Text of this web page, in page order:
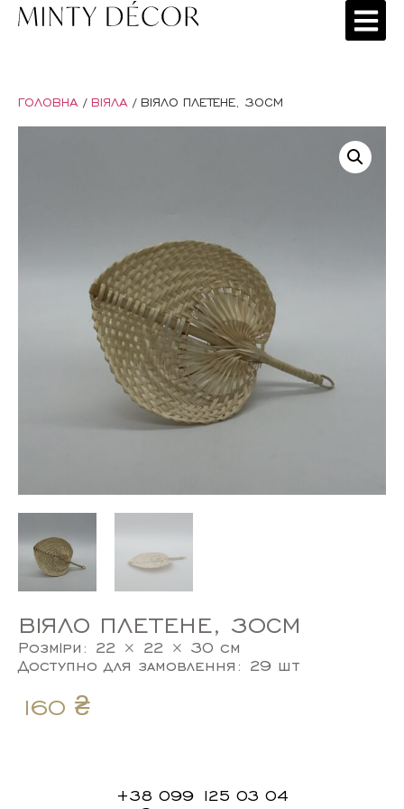
ГОЛОВНА / ВІЯЛА / ВІЯЛО ПЛЕТЕНЕ, 30СМ
ВІЯЛО ПЛЕТЕНЕ, 30СМ
Розміри: 22 × 22 × 30 см
Доступно для замовлення: 29 шт
160 ₴
+38 099 125 03 04